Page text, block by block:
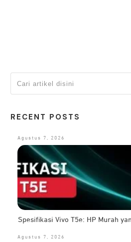
RECENT POSTS
Agustus 7, 2026
Spesifikasi Vivo T5e: HP Murah
Agustus 7, 2026